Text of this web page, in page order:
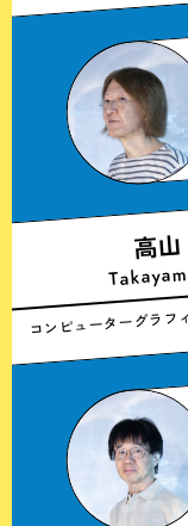
高
コンピューターグラフ